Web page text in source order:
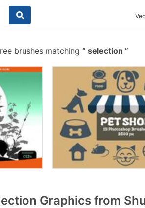
brushes matching selection
Graphics from